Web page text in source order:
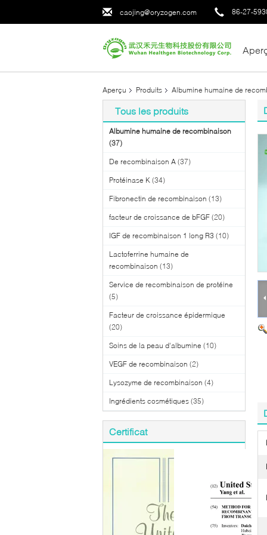
caojing@oryzogen.com 86-27-
Aperçu Produits Albumine humaine de
Tous les produits
Albumine humaine de recombinaison
(37)
De recombinaison A (37)
Protéinase K (34)
Fibronectin de recombinaison (13)
facteur de croissance de bFGF (20)
IGF de recombinaison 1 long R3 (10)
Lactoferrine humaine de
recombinaison (13)
Service de recombinaison de protéine
(5)
Facteur de croissance épidermique
(20)
Soins de la peau d'albumine (10)
VEGF de recombinaison (2)
Lysozyme de recombinaison (4)
Ingrédients cosmétiques (35)
Certificat